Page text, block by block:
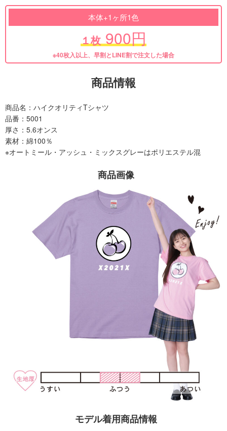
本体+1ヶ所1色
１枚 900円
※40枚入以上、早割とLINE割で注文した場合
商品情報
商品名：ハイクオリティTシャツ
品番：5001
厚さ：5.6オンス
素材：綿100％
※オートミール・アッシュ・ミックスグレーはポリエステル混
商品画像
モデル着用商品情報